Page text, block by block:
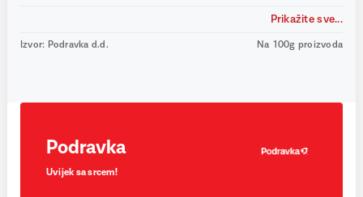
Prikažite sve...
Izvor: Podravka d.d. Na 100g proizvoda
Podravka
Uvijek sa srcem!